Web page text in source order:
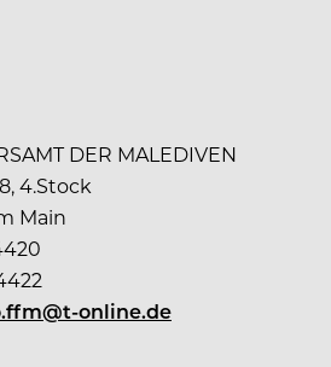
DER MALEDIVEN
4.Stock
Main
online.de